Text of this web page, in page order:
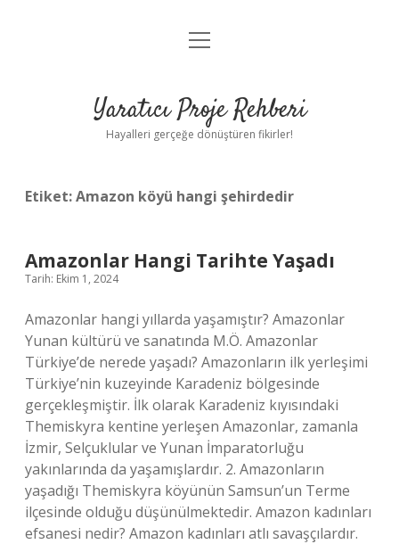
Anasayfa
Yasal Uyarı
menüyü
Yaratıcı Proje Rehberi
Hayalleri gerçeğe dönüştüren fikirler!
Etiket:Amazon köyü hangi şehirdedir
Amazonlar Hangi Tarihte Yaşadı
Tarih: Ekim 1, 2024
Amazonlar hangi yıllarda yaşamıştır? Amazonlar
Yunan kültürü ve sanatında M.Ö. Amazonlar
Türkiye’de nerede yaşadı? Amazonların ilk yerleşimi
Türkiye’nin kuzeyinde Karadeniz bölgesinde
gerçekleşmiştir. İlk olarak Karadeniz kıyısındaki
Themiskyra kentine yerleşen Amazonlar, zamanla
İzmir, Selçuklular ve Yunan İmparatorluğu
yakınlarında da yaşamışlardır. 2. Amazonların
yaşadığı Themiskyra köyünün Samsun’un Terme
ilçesinde olduğu düşünülmektedir. Amazon kadınları
efsanesi nedir? Amazon kadınları atlı savaşçılardır.